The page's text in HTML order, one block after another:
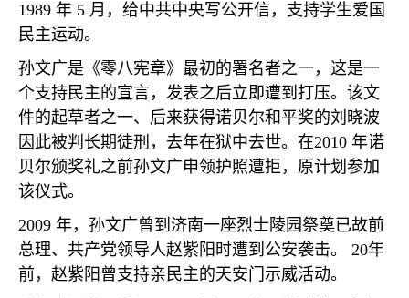
1989 年 5 月，给中共中央写公开信，支持学生爱国
民主运动。
孙文广是《零八宪章》最初的署名者之一，这是一
个支持民主的宣言，发表之后立即遭到打压。该文
件的起草者之一、后来获得诺贝尔和平奖的刘晓波
因此被判长期徒刑，去年在狱中去世。在2010 年诺
贝尔颁奖礼之前孙文广申领护照遭拒，原计划参加
该仪式。
2009 年，孙文广曾到济南一座烈士陵园祭奠已故前
总理、共产党领导人赵紫阳时遭到公安袭击。
20年
前，赵紫阳曾支持亲民主的天安门示威活动。